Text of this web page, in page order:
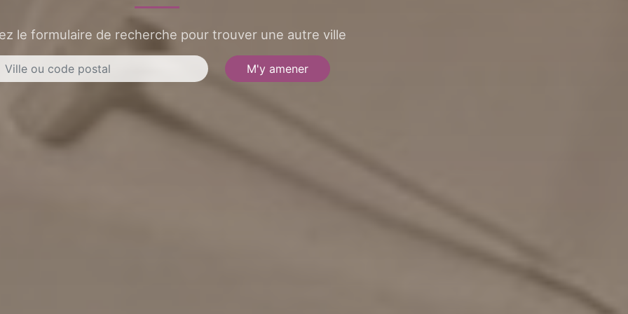
le formulaire de recherche pour trouver une autre ville
M'y amener